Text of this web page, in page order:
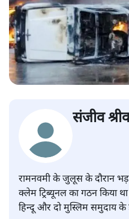
संजीव
रामनवमी के जुलूस के दौरान
क्लेम ट्रिब्यूनल का गठन किया
हिन्दू और दो मुस्लिम समुदाय के